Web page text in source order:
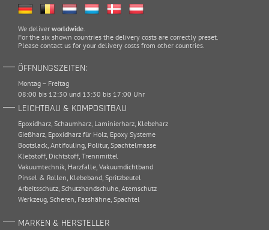
We deliver worldwide
For the six shown countries the delivery costs are correctly preset.
Please contact us for your delivery costs from other countries.
ÖFFNUNGSZEITEN:
Montag – Freitag
08:00 bis 12:30 und 13:30 bis 17:00 Uhr
LEICHTBAU & KOMPOSITBAU
Epoxidharz Schaumharz Laminierharz Klebeharz
Gießharz Epoxidharz für Holz Epoxy Systeme
Bootslack Antifouling Politur, Spachtelmasse
Klebstoff Dichtstoff Trennmittel
Vakuumtechnik Harzfalle Vakuumdichtband
Pinsel & Rollen Klebeband Spritzbeutel
Arbeitsschutz Schutzhandschuhe Atemschutz
Werkzeug Scheren Fasshähne Spachtel
MARKEN & HERSTELLER